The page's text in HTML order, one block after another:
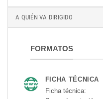
A QUIÉN VA DIRIGIDO
FORMATOS
FICHA TÉCNICA
Ficha técnica: